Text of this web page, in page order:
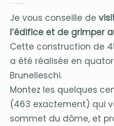
Je vous conseille de
l’édifice et de grimper
Cette construction de
a été réalisée en
Brunelleschi.
Montez les quelques
(463 exactement) qui
sommet du dôme, et